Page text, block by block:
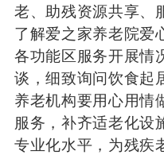
老、助残资源共享、
了解爱之家养老院爱
各功能区服务开展情
谈，细致询问饮食起
养老机构要用心用情
服务，补齐适老化设
专业化水平，为残疾